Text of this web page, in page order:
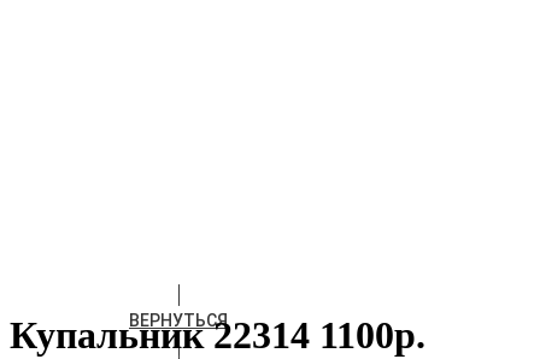
ВЕРНУТЬСЯ
Купальник 22314 1100р.